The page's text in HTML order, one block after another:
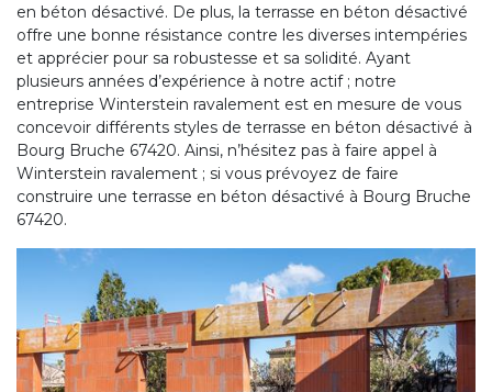
en béton désactivé. De plus, la terrasse en béton désactivé
offre une bonne résistance contre les diverses intempéries
et apprécier pour sa robustesse et sa solidité. Ayant
plusieurs années d’expérience à notre actif ; notre
entreprise Winterstein ravalement est en mesure de vous
concevoir différents styles de terrasse en béton désactivé à
Bourg Bruche 67420. Ainsi, n’hésitez pas à faire appel à
Winterstein ravalement ; si vous prévoyez de faire
construire une terrasse en béton désactivé à Bourg Bruche
67420.